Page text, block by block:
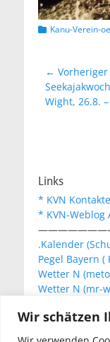
Wir schätzen
Kategorien
Kanu-Verein-
← Vorheriger
Vorheriger
Beitrag:
Wight, 26.8.
Links
* KVN Kontakte
* KVN-Weblog
.Kalender
Pegel Bayern (
Wetter N
Wetter N (mr-